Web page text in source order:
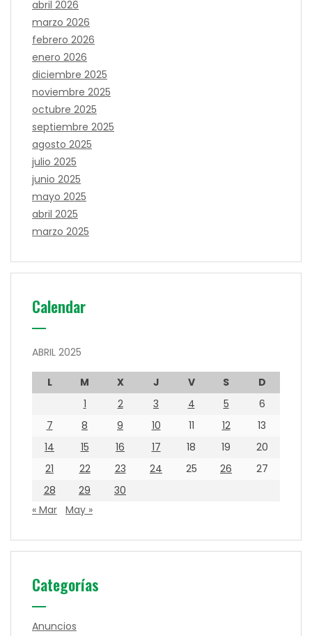
abril 2026
marzo 2026
febrero 2026
enero 2026
diciembre 2025
noviembre 2025
octubre 2025
septiembre 2025
agosto 2025
julio 2025
junio 2025
mayo 2025
abril 2025
marzo 2025
Calendar
ABRIL 2025
L M X J V S
D
1
2 3 4 5
6
7
8 9 10 11 12
13
14
15 16 17 18 19
20
21
22 23 24 25 26
27
28
29
30
« Mar May »
Categorías
Anuncios